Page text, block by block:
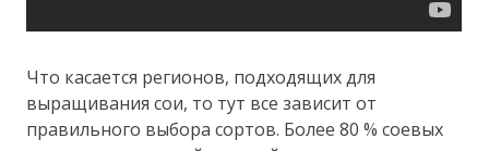
Что касается регионов, подходящих для
выращивания сои, то тут все зависит от
правильного выбора сортов. Более 80 % соевых